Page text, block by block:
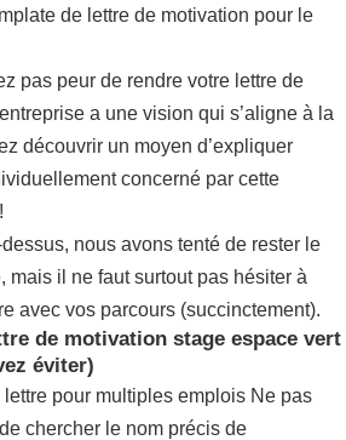
de lettre de motivation pour le
pas peur de rendre votre lettre de
a une vision qui s’aligne à la
découvrir un moyen d’expliquer
concerné par cette
nous avons tenté de rester le
mais il ne faut surtout pas hésiter à
avec vos parcours (succinctement).
de motivation stage espace vert
éviter)
lettre pour multiples emplois Ne pas
chercher le nom précis de